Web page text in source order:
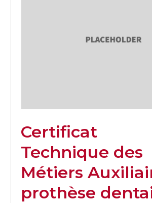
Certificat
Technique des
Métiers
prothèse